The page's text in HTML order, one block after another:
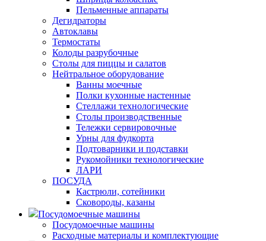
Пельменные аппараты
Дегидраторы
Автоклавы
Термостаты
Колоды разрубочные
Столы для пиццы и салатов
Нейтральное оборудование
Ванны моечные
Полки кухонные настенные
Стеллажи технологические
Столы производственные
Тележки сервировочные
Урны для фудкорта
Подтоварники и подставки
Рукомойники технологические
ЛАРИ
ПОСУДА
Кастрюли, сотейники
Сковороды, казаны
Посудомоечные машины
Посудомоечные машины
Расходные материалы и комплектующие